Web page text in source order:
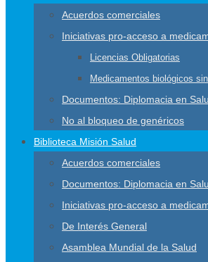
Acuerdos comerciales
Iniciativas pro-acceso a
Licencias Obligatorias
Medicamentos biológicos
Documentos: Diplomacia en
No al bloqueo de genéricos
Biblioteca Misión Salud
Acuerdos comerciales
Documentos: Diplomacia en
Iniciativas pro-acceso a
De Interés General
Asamblea Mundial de la Salud